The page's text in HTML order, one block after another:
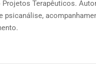
Projetos Terapêuticos.
psicanálise,